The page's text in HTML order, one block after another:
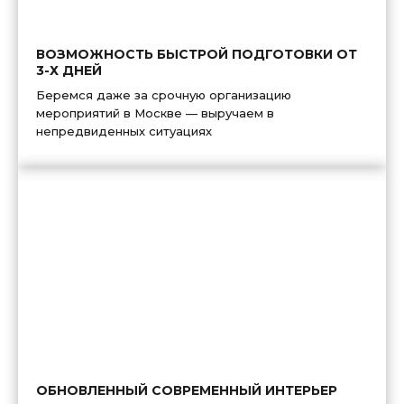
ВОЗМОЖНОСТЬ БЫСТРОЙ ПОДГОТОВКИ ОТ
3-Х ДНЕЙ
Беремся даже за срочную организацию
мероприятий в Москве — выручаем в
непредвиденных ситуациях
ОБНОВЛЕННЫЙ СОВРЕМЕННЫЙ ИНТЕРЬЕР